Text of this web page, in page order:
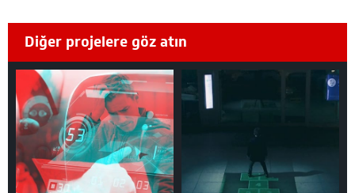
Diğer projelere göz atın